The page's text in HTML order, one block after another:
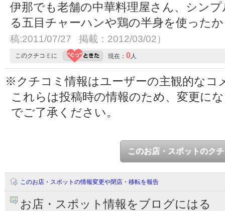
伊那でも老舗の中華料理屋さん、シン
る五目チャーハンや鶏の半身を使った
稿:2011/07/27 掲載：2012/03/02）
このクチコミに 現在： 0人
※クチコミ情報はユーザーの主観的なコ
これらは投稿時の情報のため、変更に
でご了承ください。
このお店・スポットのク
このお店・スポットの情報変更や閉店・移転を報告
お店・スポット情報をブログにはる